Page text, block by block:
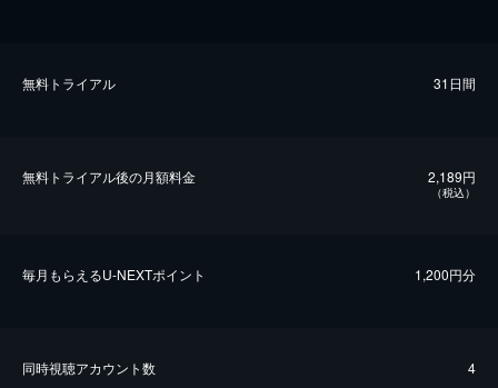
無料トライアル 31日間
無料トライアル後の⽉額料金 2,189円
（税込）
毎⽉もらえるU-NEXTポイント 1,200円分
同時視聴アカウント数 4